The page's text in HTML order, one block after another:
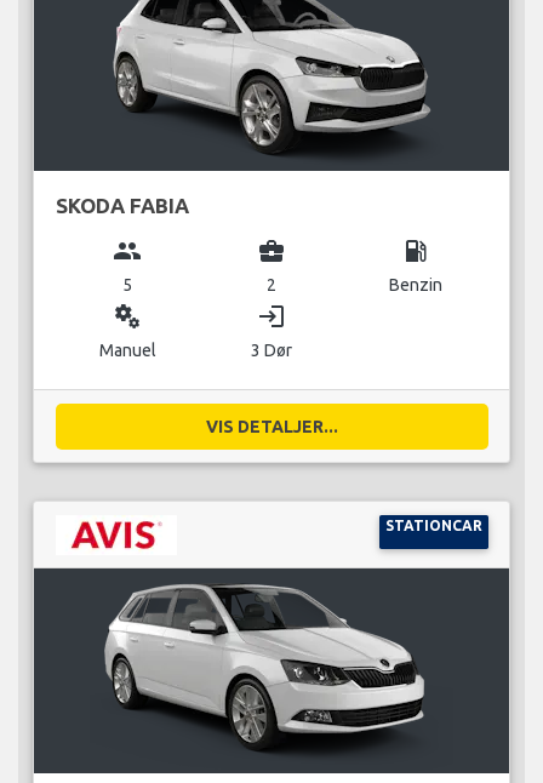
SKODA FABIA
group
5
business_center
2
local_gas_station
Benzin
miscellaneous_services
Manuel
login
3 Dør
VIS DETALJER...
STATIONCAR